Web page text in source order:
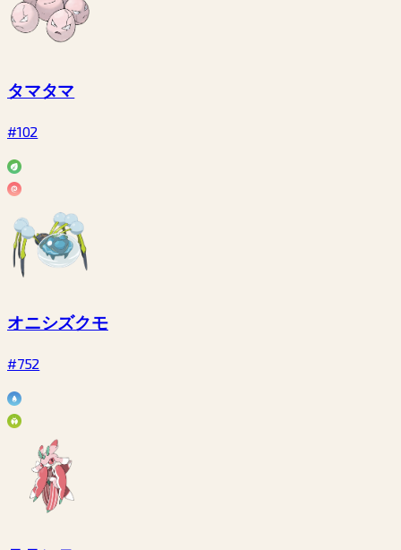
タマタマ
#102
オニシズクモ
#752